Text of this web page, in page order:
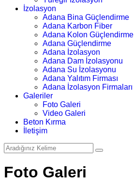
İzolasyon
Adana Bina Güçlendirme
Adana Karbon Fiber
Adana Kolon Güçlendirme
Adana Güçlendirme
Adana İzolasyon
Adana Dam İzolasyonu
Adana Su İzolasyonu
Adana Yalıtım Firması
Adana İzolasyon Firmaları
Galeriler
Foto Galeri
Video Galeri
Beton Kırma
İletişim
Foto Galeri